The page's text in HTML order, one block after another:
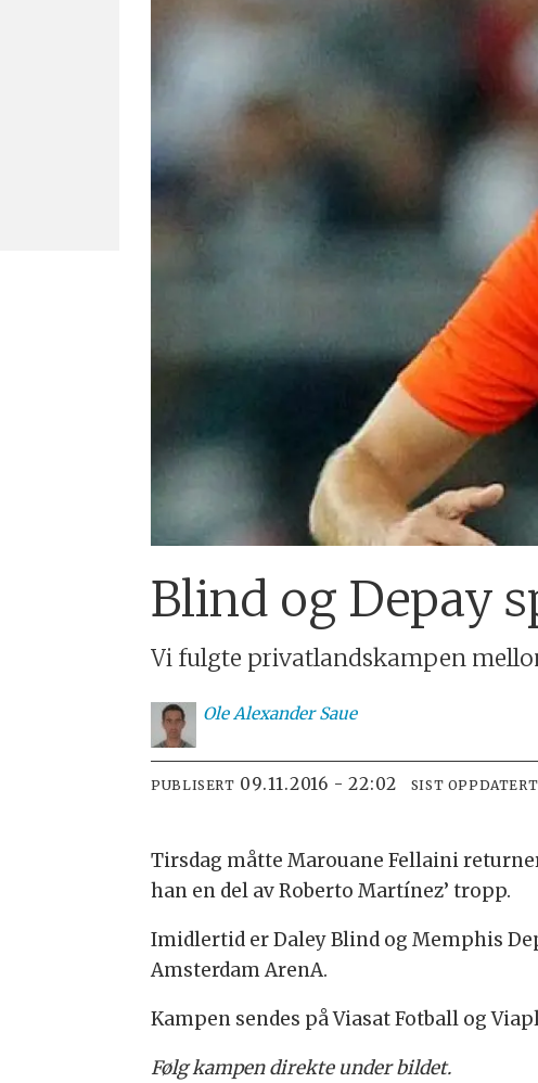
Blind og Depay
Vi fulgte privatlandskampen
Ole Alexander Saue
PUBLISERT 09.11.2016 - 22:02 SIST OPPDATERT
Tirsdag måtte Marouane Fellaini
han en del av Roberto Martínez’ tropp.
Imidlertid er Daley Blind og Memphis
Amsterdam ArenA.
Kampen sendes på Viasat Fotball og
Følg kampen direkte under bildet.